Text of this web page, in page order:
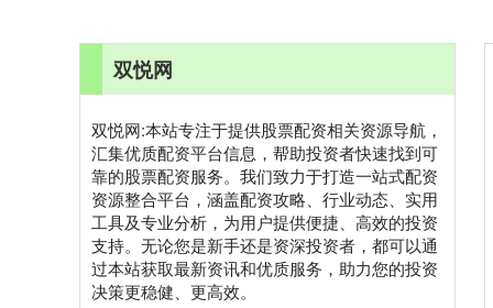
双悦网
双悦网:本站专注于提供股票配资相关资源导航，
汇集优质配资平台信息，帮助投资者快速找到可
靠的股票配资服务。我们致力于打造一站式配资
资源整合平台，涵盖配资攻略、行业动态、实用
工具及专业分析，为用户提供便捷、高效的投资
支持。无论您是新手还是资深投资者，都可以通
过本站获取最新资讯和优质服务，助力您的投资
决策更稳健、更高效。